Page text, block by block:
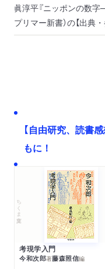
眞淳平『ニッポンの数字
プリマー新書）の【出典
【自由研究、読書
もに！
ちくま文庫
考現学入門
今和次郎著藤森照信編